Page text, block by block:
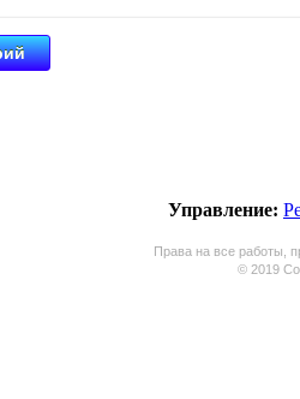
Управление:
Права на все работы,
© 2019